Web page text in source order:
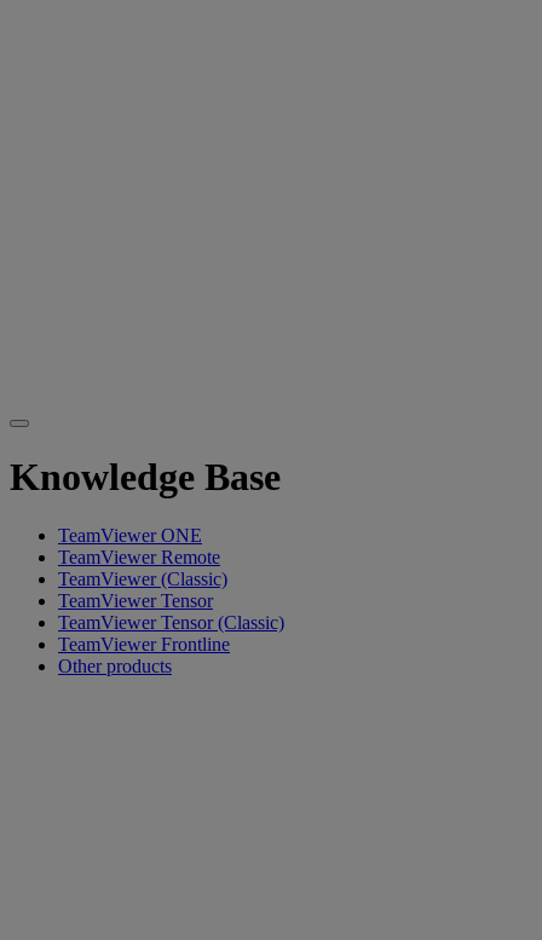
Knowledge Base
TeamViewer ONE
TeamViewer Remote
TeamViewer (Classic)
TeamViewer Tensor
TeamViewer Tensor (Classic)
TeamViewer Frontline
Other products